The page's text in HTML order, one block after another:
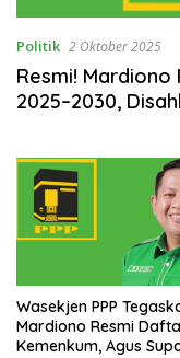
Politik 2 Oktober 2025
Resmi! Mardiono
2025–2030,
Wasekjen PPP
Mardiono Resmi
Kemenkum, Agus